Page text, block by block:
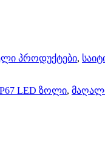
პროდუქტები,
LED ზოლი,